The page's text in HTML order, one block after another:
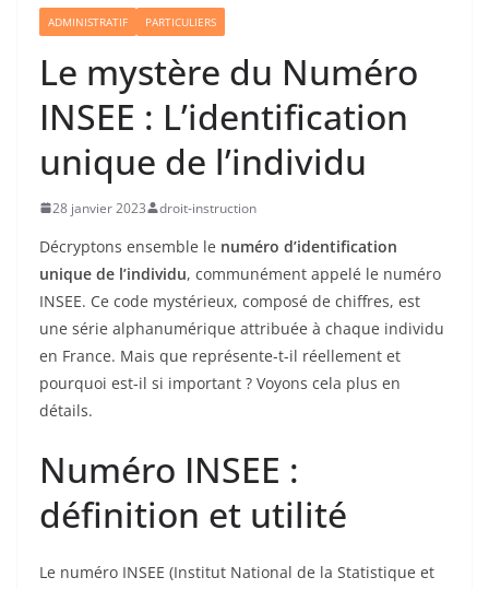
ADMINISTRATIF PARTICULIERS
Le mystère du Numéro
INSEE : L’identification
unique de l’individu
28 janvier 2023 droit-instruction
Décryptons ensemble le numéro d’identification
unique de l’individu, communément appelé le numéro
INSEE. Ce code mystérieux, composé de chiffres, est
une série alphanumérique attribuée à chaque individu
en France. Mais que représente-t-il réellement et
pourquoi est-il si important ? Voyons cela plus en
détails.
Numéro INSEE :
définition et utilité
Le numéro INSEE (Institut National de la Statistique et